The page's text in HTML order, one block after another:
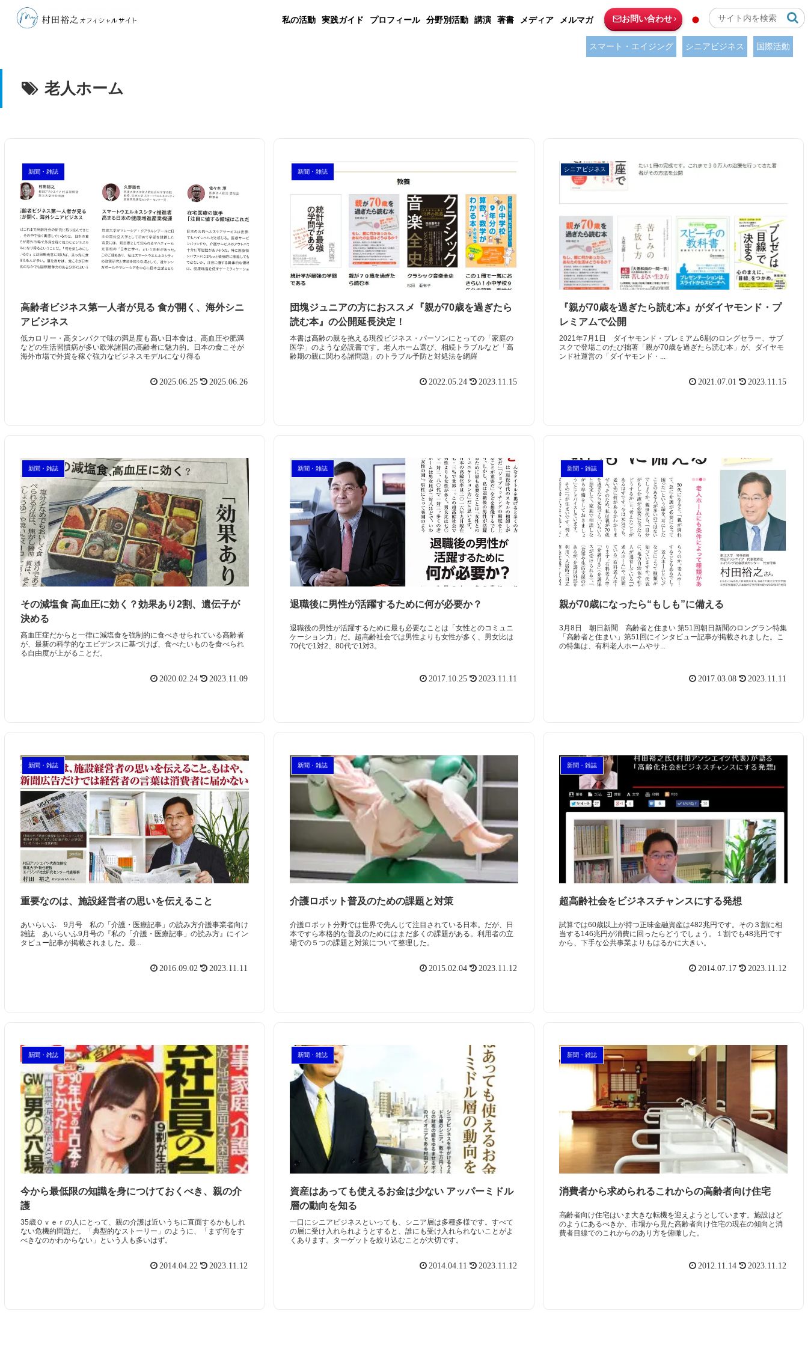
私の活動 実践ガイド プロフィール 分野別活動 講演 著書 メディア メルマガ お問い合わせ
スマート・エイジング シニアビジネス 国際活動
老人ホーム
新聞・雑誌
高齢者ビジネス第一人者が見る 食が開く、海外シニ
アビジネス
低カロリー・高タンパクで味の満足度も高い日本食は、高血圧や肥満
などの生活習慣病が多い欧米諸国の高齢者に魅力的。日本の食こそが
海外市場で外貨を稼ぐ強力なビジネスモデルになり得る
2025.06.25 2025.06.26
新聞・雑誌
団塊ジュニアの方におススメ『親が70歳を過ぎたら
読む本』の公開延長決定！
本書は高齢の親を抱える現役ビジネス・パーソンにとっての「家庭の
医学」のような必読書です。老人ホーム選び、相続トラブルなど「高
齢期の親に関わる諸問題」のトラブル予防と対処法を網羅
2022.05.24 2023.11.15
シニアビジネス
『親が70歳を過ぎたら読む本』がダイヤモンド・プ
レミアムで公開
2021年7月1日 ダイヤモンド・プレミアム6刷のロングセラー、サブ
スクで登場このたび拙著「親が70歳を過ぎたら読む本」が、ダイヤモ
ンド社運営の「ダイヤモンド・...
2021.07.01 2023.11.15
新聞・雑誌
その減塩食 高血圧に効く？効果あり2割、遺伝子が
決める
高血圧症だからと一律に減塩食を強制的に食べさせられている高齢者
が、最新の科学的なエビデンスに基づけば、食べたいものを食べられ
る自由度が上がることだ。
2020.02.24 2023.11.09
新聞・雑誌
退職後に男性が活躍するために何が必要か？
退職後の男性が活躍するために最も必要なことは「女性とのコミュニ
ケーション力」だ。超高齢社会では男性よりも女性が多く、男女比は
70代で1対2、80代で1対3。
2017.10.25 2023.11.11
新聞・雑誌
親が70歳になったら“もしも”に備える
3月8日 朝日新聞 高齢者と住まい 第51回朝日新聞のロングラン特集
「高齢者と住まい」第51回にインタビュー記事が掲載されました。こ
の特集は、有料老人ホームやサ...
2017.03.08 2023.11.11
新聞・雑誌
重要なのは、施設経営者の思いを伝えること
あいらいふ 9月号 私の「介護・医療記事」の読み方介護事業者向け
雑誌 あいらいふ9月号の『私の「介護・医療記事」の読み方』にイン
タビュー記事が掲載されました。最...
2016.09.02 2023.11.11
新聞・雑誌
介護ロボット普及のための課題と対策
介護ロボット分野では世界で先んじて注目されている日本。だが、日
本ですら本格的な普及のためにはまだ多くの課題がある。利用者の立
場での５つの課題と対策について整理した。
2015.02.04 2023.11.12
新聞・雑誌
超高齢社会をビジネスチャンスにする発想
試算では60歳以上が持つ正味金融資産は482兆円です。その３割に相
当する146兆円が消費に回ったらどうでしょう。１割でも48兆円です
から、下手な公共事業よりもはるかに大きい。
2014.07.17 2023.11.12
新聞・雑誌
今から最低限の知識を身につけておくべき、親の介
護
35歳Ｏｖｅｒの人にとって、親の介護は近いうちに直面するかもしれ
ない危機的問題だ。「典型的なストーリー」のように、「まず何をす
べきなのかわからない」という人も多いはず。
2014.04.22 2023.11.12
新聞・雑誌
資産はあっても使えるお金は少ない アッパーミドル
層の動向を知る
一口にシニアビジネスといっても、シニア層は多種多様です。すべて
の層に受け入れられようとすると、誰にも受け入れられないことがよ
くあります。ターゲットを絞り込むことが大切です。
2014.04.11 2023.11.12
新聞・雑誌
消費者から求められるこれからの高齢者向け住宅
高齢者向け住宅はいま大きな転機を迎えようとしています。施設はど
のようにあるべきか、市場から見た高齢者向け住宅の現在の傾向と消
費者目線でのこれからのあり方を俯瞰した。
2012.11.14 2023.11.12